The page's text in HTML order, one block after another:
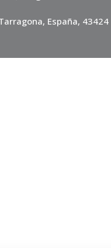
España, 43424